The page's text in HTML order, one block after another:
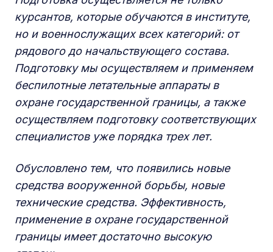
курсантов, которые обучаются в институте,
но и военнослужащих всех категорий: от
рядового до начальствующего состава.
Подготовку мы осуществляем и применяем
беспилотные летательные аппараты в
охране государственной границы, а также
осуществляем подготовку соответствующих
специалистов уже порядка трех лет.
Обусловлено тем, что появились новые
средства вооруженной борьбы, новые
технические средства. Эффективность,
применение в охране государственной
границы имеет достаточно высокую